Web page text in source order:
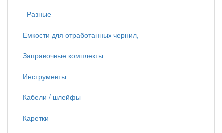
Разные
Емкости для отработанных чернил,
Заправочные комплекты
Инструменты
Кабели / шлейфы
Каретки